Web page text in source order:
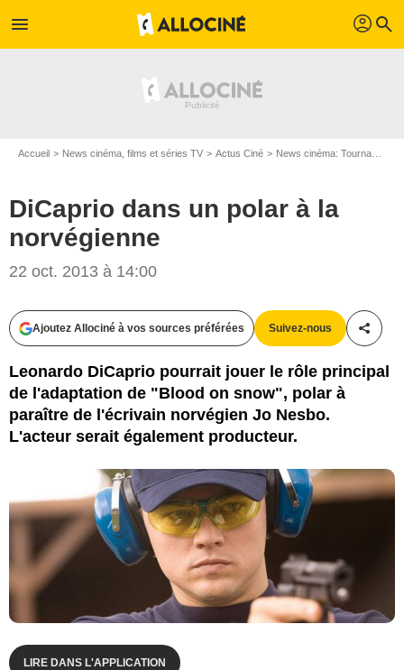
menu profil search
Accueil News cinéma, films et séries TV Actus Ciné News cinéma: Tournages
DiCaprio dans un polar à la
norvégienne
22 oct. 2013 à 14:00
Ajoutez Allociné à vos sources préférées Suivez-nous
Leonardo DiCaprio pourrait jouer le rôle principal
de l'adaptation de "Blood on snow", polar à
paraître de l'écrivain norvégien Jo Nesbo.
L'acteur serait également producteur.
LIRE DANS L'APPLICATION